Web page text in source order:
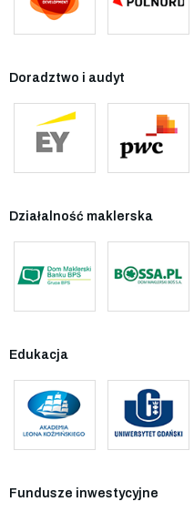
Doradztwo i audyt
Działalność maklerska
Edukacja
Fundusze inwestycyjne